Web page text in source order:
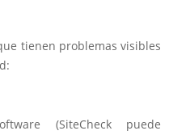
tienen problemas visibles
(SiteCheck puede